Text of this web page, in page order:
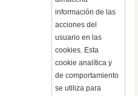
información de las
acciones del
usuario en las
cookies. Esta
cookie analítica y
de comportamiento
se utiliza para